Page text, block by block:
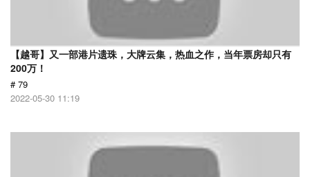
【越哥】又一部港片遗珠，大牌云集，热血之作，当年票房却只有
200万！
# 79
2022-05-30 11:19